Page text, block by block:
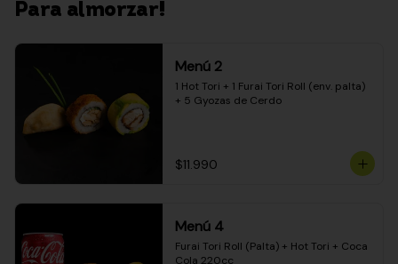
Para almorzar!
Menú 2
1 Hot Tori + 1 Furai Tori Roll (env. palta)
+ 5 Gyozas de Cerdo
$11.990
Menú 4
Furai Tori Roll (Palta) + Hot Tori + Coca
Cola 220cc